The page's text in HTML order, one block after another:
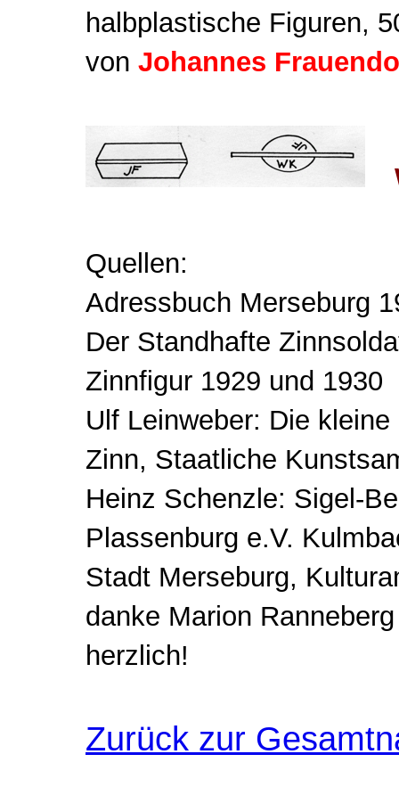
halbplastische Figuren,
von Johannes
Quellen:
Adressbuch Merseburg
Der Standhafte
Zinnfigur 1929 und 1930
Ulf Leinweber: Die
Zinn, Staatliche
Heinz Schenzle: Sigel-
Plassenburg e.V.
Stadt Merseburg,
danke Marion
herzlich!
Zurück zur